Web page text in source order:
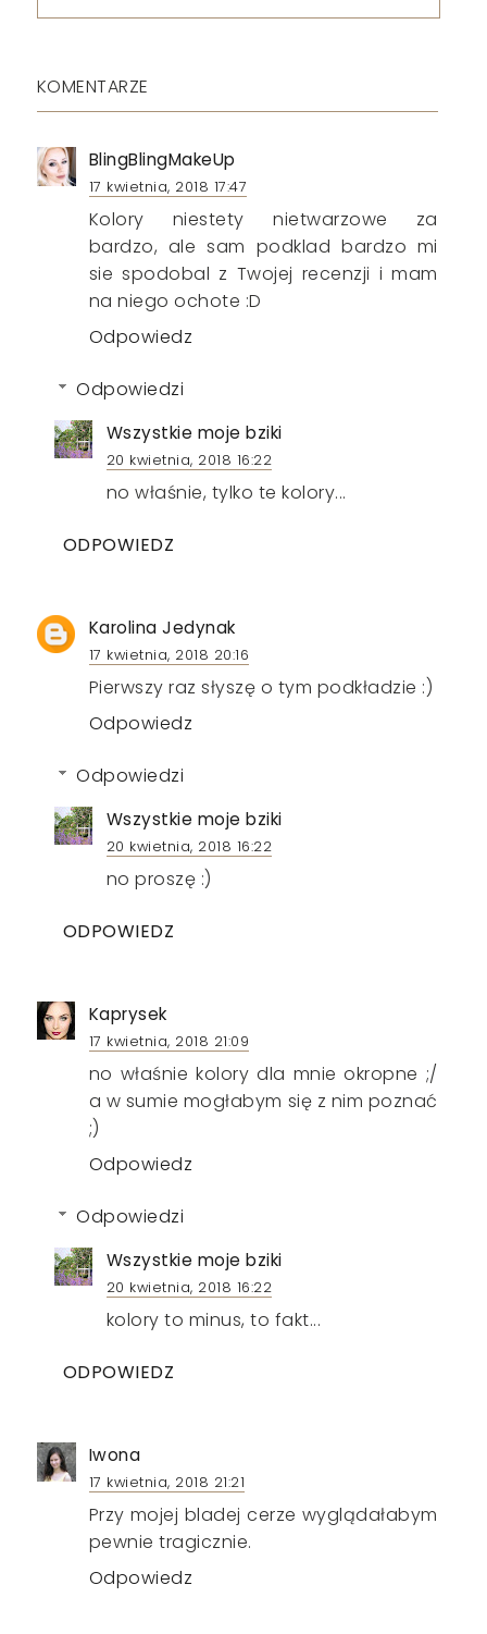
KOMENTARZE
BlingBlingMakeUp
17 kwietnia, 2018 17:47
Kolory niestety nietwarzowe za
bardzo, ale sam podklad bardzo mi
sie spodobal z Twojej recenzji i mam
na niego ochote :D
Odpowiedz
Odpowiedzi
Wszystkie moje bziki
20 kwietnia, 2018 16:22
no właśnie, tylko te kolory...
ODPOWIEDZ
Karolina Jedynak
17 kwietnia, 2018 20:16
Pierwszy raz słyszę o tym podkładzie :)
Odpowiedz
Odpowiedzi
Wszystkie moje bziki
20 kwietnia, 2018 16:22
no proszę :)
ODPOWIEDZ
Kaprysek
17 kwietnia, 2018 21:09
no właśnie kolory dla mnie okropne ;/
a w sumie mogłabym się z nim poznać
;)
Odpowiedz
Odpowiedzi
Wszystkie moje bziki
20 kwietnia, 2018 16:22
kolory to minus, to fakt...
ODPOWIEDZ
Iwona
17 kwietnia, 2018 21:21
Przy mojej bladej cerze wyglądałabym
pewnie tragicznie.
Odpowiedz